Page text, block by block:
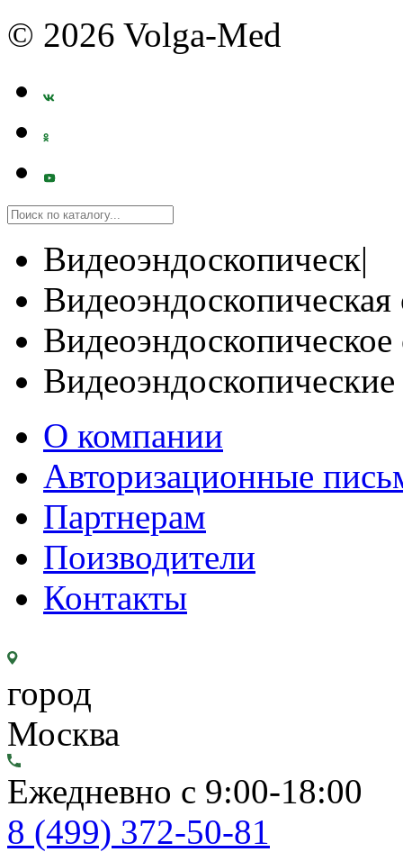
© 2026 Volga-Med
Видеоэндоскопическ|
Видеоэндоскопическая
О компании
Авторизационные
Партнерам
Поизводители
Контакты
город
Москва
Ежедневно с 9:00-18:00
8 (499) 372-50-81